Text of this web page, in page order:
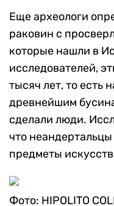
Еще археологи
раковин с
которые нашли в
исследователей,
тысяч лет, то есть
древнейшим
сделали люди.
что
предметы
Фото: HIPOLITO